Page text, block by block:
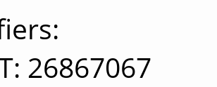
26867067